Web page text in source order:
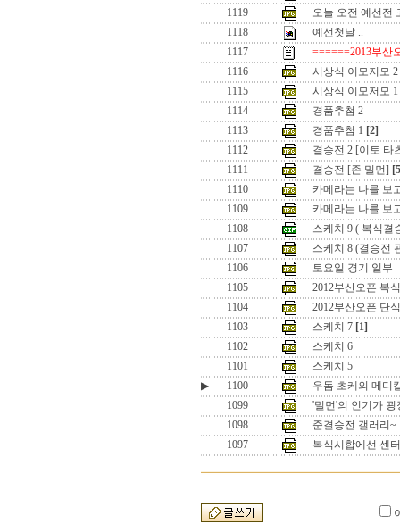
1119
오늘 오전 예선전
1118
예선첫날 ..
1117
======2013부산
1116
시상식 이모저모 2
1115
시상식 이모저모 1
1114
경품추첨 2
1113
경품추첨 1 [2]
1112
결승전 2 [이토 타
1111
결승전 [존 밀먼]
1110
카메라는 나를 보
1109
카메라는 나를 보
1108
스케치 9 ( 복식결
1107
스케치 8 (결승전
1106
토요일 경기 일부
1105
2012부산오픈 복
1104
2012부산오픈 단
1103
스케치 7 [1]
1102
스케치 6
1101
스케치 5
▶
1100
우돔 초케의 메디
1099
'밀먼'의 인기가 굉
1098
준결승전 갤러리~
1097
복식시합에선 센